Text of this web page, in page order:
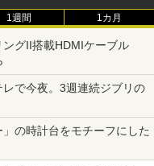
1週間 1カ月
グII搭載HDMIケーブル
レで今夜。3週連続ジブリの
の時計台をモチーフにした